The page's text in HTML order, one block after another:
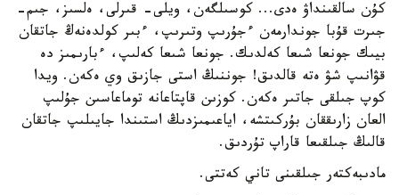
كۇن سالقىنداۋ ەدى... كوسىلگەن، ويلى- قىرلى، ەلسىز، جىم-
جىرت قۇبا جوندارمەن ءجۇرىپ وتىرىپ، ءبىر كولدەنەڭ جاتقان
بيىك جونعا شىعا كەلدىك. جونعا شىعا كەلىپ، ءبارىمىز دە
قۋانىپ شۋ ەتە قالدىق! جوننىڭ استى جازىق وي ەكەن. ويدا
كوپ جىلقى جاتىر ەكەن. كوزىن قاپتاعانە توماعاسىن جۇلىپ
العان زارىققان بۇركىتشە، اياعىمىزدىڭ استىندا جايىلىپ جاتقان
قالىڭ جىلقىعا قاراپ تۇردىق.
مادىبەكتەر جىلقىنى تاني كەتتى.